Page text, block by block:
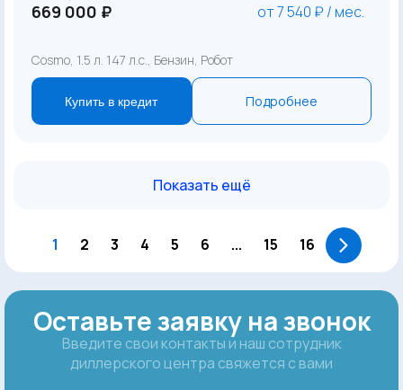
669 000 ₽
от 7 540 ₽ / мес.
Cosmo, 1.5 л. 147 л.с., Бензин, Робот
Купить в кредит Подробнее
Показать ещё
1 2 3 4 5 6 ... 15 16
Оставьте заявку на звонок
Введите свои контакты и наш сотрудник
диллерского центра свяжется с вами